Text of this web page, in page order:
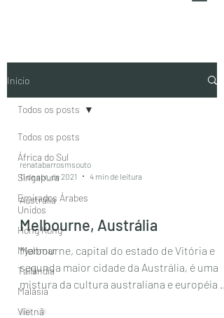
Início
Todos os posts
África do Sul
Singapura
Emirados Árabes
Unidos
Hong Kong
Myanmar
Tailândia
Malásia
Vietnã
Todos os posts
renatabarrosmsouto
11 de abr. de 2021
4 min de leitura
Austrália
Melbourne, Austrália
Melbourne, capital do estado de Vitória e
segunda maior cidade da Austrália, é uma
mistura da cultura australiana e européia e